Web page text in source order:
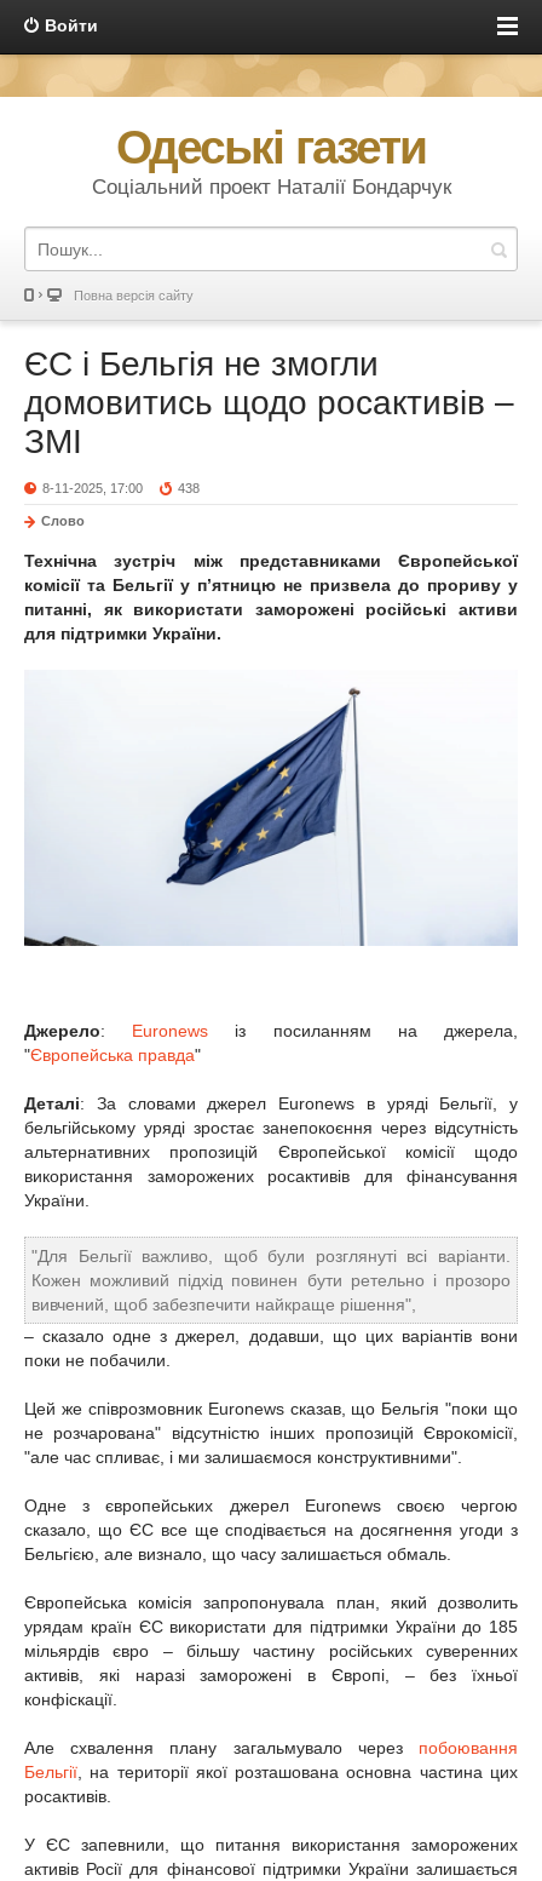
Войти
Одеські газети
Соціальний проект Наталії Бондарчук
Повна версія сайту
ЄС і Бельгія не змогли
домовитись щодо росактивів –
ЗМІ
8-11-2025, 17:00 438
Слово
Технічна зустріч між представниками Європейської
комісії та Бельгії у пʼятницю не призвела до прориву у
питанні, як використати заморожені російські активи
для підтримки України.
Джерело: Euronews
із посиланням на джерела,
"Європейська правда"
Деталі: За словами джерел Euronews в уряді Бельгії, у
бельгійському уряді зростає занепокоєння через відсутність
альтернативних пропозицій Європейської комісії щодо
використання заморожених росактивів для фінансування
України.
"Для Бельгії важливо, щоб були розглянуті всі варіанти.
Кожен можливий підхід повинен бути ретельно і прозоро
вивчений, щоб забезпечити найкраще рішення",
– сказало одне з джерел, додавши, що цих варіантів вони
поки не побачили.
Цей же співрозмовник Euronews сказав, що Бельгія "поки що
не розчарована" відсутністю інших пропозицій Єврокомісії,
"але час спливає, і ми залишаємося конструктивними".
Одне з європейських джерел Euronews своєю чергою
сказало, що ЄС все ще сподівається на досягнення угоди з
Бельгією, але визнало, що часу залишається обмаль.
Європейська комісія запропонувала план, який дозволить
урядам країн ЄС використати для підтримки України до 185
мільярдів євро – більшу частину російських суверенних
активів, які наразі заморожені в Європі, – без їхньої
конфіскації.
Але схвалення плану загальмувало через
побоювання
Бельгії, на території якої розташована основна частина цих
росактивів.
У ЄС запевнили, що питання використання заморожених
активів Росії для фінансової підтримки України залишається